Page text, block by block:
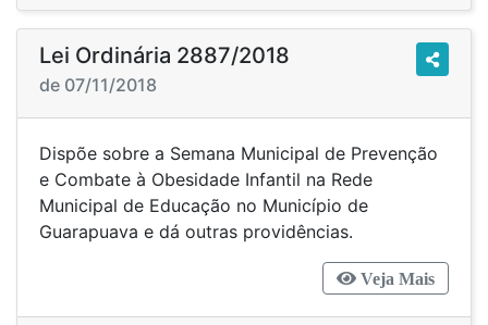
Lei Ordinária 2887/2018
de 07/11/2018
Dispõe sobre a Semana Municipal de Prevenção
e Combate à Obesidade Infantil na Rede
Municipal de Educação no Município de
Guarapuava e dá outras providências.
Veja Mais